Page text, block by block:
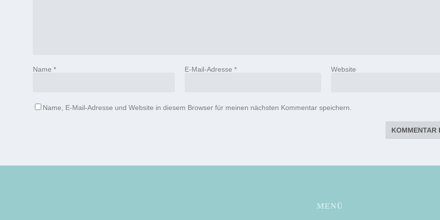
Name* E-Mail-Adresse * Website
Name, E-Mail-Adresse und Website in diesem Browser für meinen nächsten Kommentar speichern.
MENÜ